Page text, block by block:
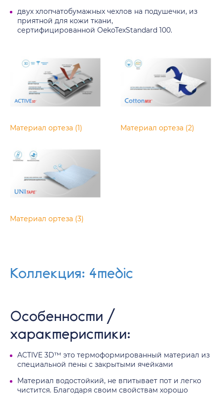
двух хлопчатобумажных чехлов на подушечки, из
приятной для кожи ткани,
сертифицированной OekoTexStandard 100.
Материал ортеза (1) Материал ортеза (2)
Материал ортеза (3)
Коллекция: 4medic
Особенности /
характеристики:
ACTIVE 3D™ это термоформированный материал из
специальной пены с закрытыми ячейками
Материал водостойкий, не впитывает пот и легко
чистится. Благодаря своим свойствам хорошо